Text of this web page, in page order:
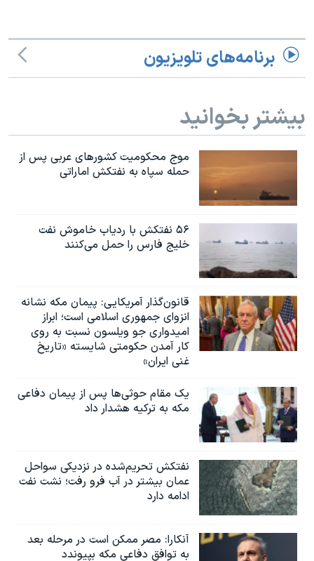
برنامه‌های تلویزیون
بیشتر بخوانید
موج محکومیت کشورهای عربی پس از
حمله سپاه به نفتکش اماراتی
۵۶ نفتکش با ردیاب خاموش نفت
خلیج فارس را حمل می‌کنند
قانون‌گذار آمریکایی: پیمان مکه نشانه
انزوای جمهوری اسلامی است؛ ابراز
امیدواری جو ویلسون نسبت به روی
کار آمدن حکومتی شایسته «تاریخ
غنی ایران»
یک مقام حوثی‌ها پس از پیمان دفاعی
مکه به ترکیه هشدار داد
نفتکش تحریم‌شده در نزدیکی سواحل
عمان بیشتر در آب فرو رفت؛ نشت نفت
ادامه دارد
آنکارا: مصر ممکن است در مرحله بعد
به توافق دفاعی مکه بپیوندد